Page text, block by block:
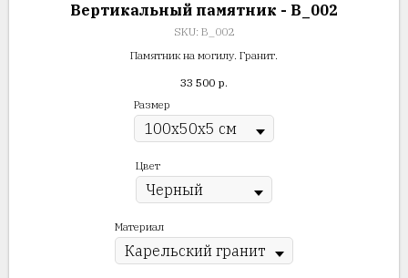
Вертикальный памятник - В_002
SKU: В_002
Памятник на могилу. Гранит.
33 500 р.
Размер
Цвет
Материал